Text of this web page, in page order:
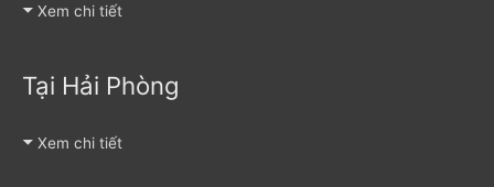
Xem chi tiết
Tại Hải Phòng
Xem chi tiết